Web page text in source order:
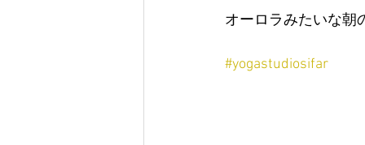
オーロラみたいな朝
#yogastudiosifar